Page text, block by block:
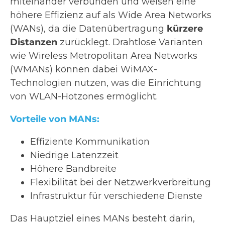
höhere Effizienz auf als Wide Area Networks
(WANs), da die Datenübertragung kürzere
Distanzen zurücklegt. Drahtlose Varianten
wie Wireless Metropolitan Area Networks
(WMANs) können dabei WiMAX-
Technologien nutzen, was die Einrichtung
von WLAN-Hotzones ermöglicht.
Vorteile von MANs:
Effiziente Kommunikation
Niedrige Latenzzeit
Höhere Bandbreite
Flexibilität bei der Netzwerkverbreitung
Infrastruktur für verschiedene Dienste
Das Hauptziel eines MANs besteht darin,